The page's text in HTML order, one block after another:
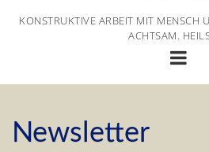
KONSTRUKTIVE ARBEIT MIT MENSCH
ACHTSAM.
Newsletter